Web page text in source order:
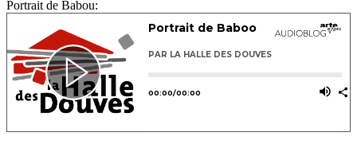
Portrait de Babou: